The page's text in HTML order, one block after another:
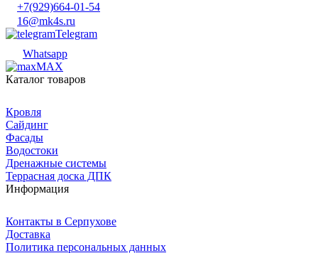
+7(929)664-01-54
16@mk4s.ru
Telegram
Whatsapp
MAX
Каталог товаров
Кровля
Сайдинг
Фасады
Водостоки
Дренажные системы
Террасная доска ДПК
Информация
Контакты в Серпухове
Доставка
Политика персональных данных